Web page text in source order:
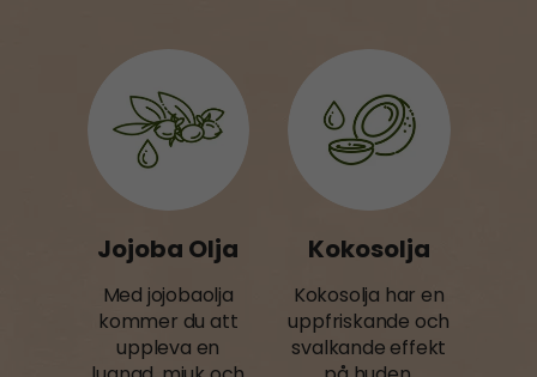
Jojoba Olja
Med jojobaolja
kommer du att
uppleva en
Kokosolja
Kokosolja har en
uppfriskande och
svalkande effekt